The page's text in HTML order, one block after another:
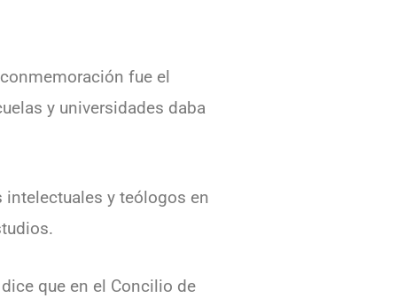
fue el
y universidades daba
y teólogos en
que en el Concilio de